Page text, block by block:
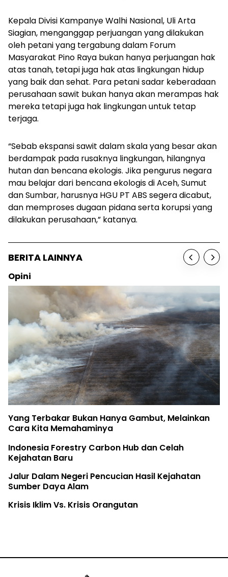
Kepala Divisi Kampanye Walhi Nasional, Uli Arta
Siagian, menganggap perjuangan yang dilakukan
oleh petani yang tergabung dalam Forum
Masyarakat Pino Raya bukan hanya perjuangan hak
atas tanah, tetapi juga hak atas lingkungan hidup
yang baik dan sehat. Para petani sadar keberadaan
perusahaan sawit bukan hanya akan merampas hak
mereka tetapi juga hak lingkungan untuk tetap
terjaga.
“Sebab ekspansi sawit dalam skala yang besar akan
berdampak pada rusaknya lingkungan, hilangnya
hutan dan bencana ekologis. Jika pengurus negara
mau belajar dari bencana ekologis di Aceh, Sumut
dan Sumbar, harusnya HGU PT ABS segera dicabut,
dan memproses dugaan pidana serta korupsi yang
dilakukan perusahaan,” katanya.
BERITA LAINNYA
Opini
Yang Terbakar Bukan Hanya Gambut, Melainkan
Cara Kita Memahaminya
Indonesia Forestry Carbon Hub dan Celah
Kejahatan Baru
Jalur Dalam Negeri Pencucian Hasil Kejahatan
Sumber Daya Alam
Krisis Iklim Vs. Krisis Orangutan